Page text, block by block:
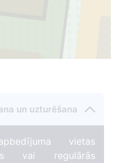
un uzturēšana
vietas
vai regulārās